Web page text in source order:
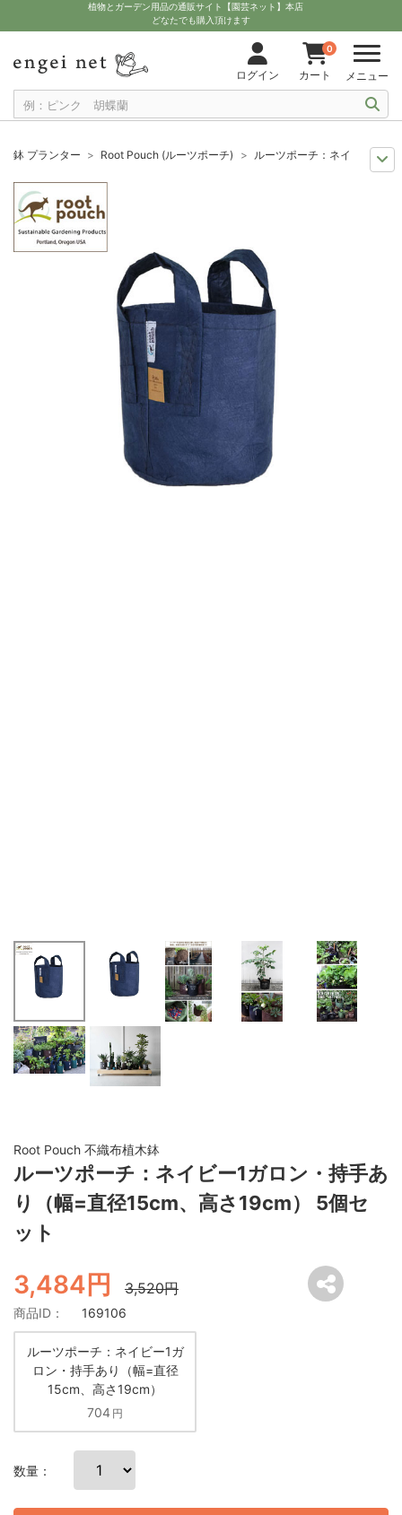
植物とガーデン用品の通販サイト【園芸ネット】本店
どなたでも購入頂けます
ログイン
0
カート メニュー
鉢 プランター Root Pouch (ルーツポーチ)
ルーツポーチ：ネイビー1ガ
11月中下旬予約
12月上中旬予約
10月中下旬予約
Root Pouch 不織布植木鉢
ルーツポーチ：ネイビー1ガロン・持手あ
り（幅=直径15cm、高さ19cm） 5個セ
ット
3,484円 3,520円
商品ID： 169106
ルーツポーチ：ネイビー1ガ
ロン・持手あり（幅=直径
15cm、高さ19cm）
704 円
数量：